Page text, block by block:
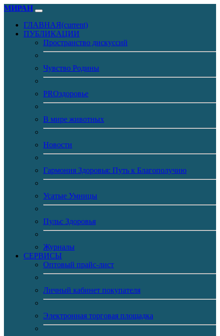
МИРАН
ГЛАВНАЯ(current)
ПУБЛИКАЦИИ
Пространство дискуссий
Чувство Родины
PROздоровье
В мире животных
Новости
Гармония Здоровья: Путь к Благополучию
Усатые Умницы
Пульс Здоровья
Журналы
CЕРВИСЫ
Оптовый прайс-лист
Личный кабинет покупателя
Электронная торговая площадка